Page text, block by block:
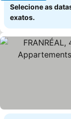
Selecione as
exatos.